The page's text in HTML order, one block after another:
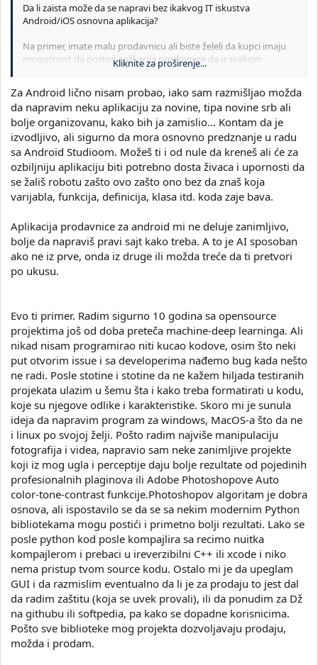
Da li zaista može da se napravi bez ikakvog IT iskustva
Android/iOS osnovna aplikacija?
Na primer, imate malu prodavnicu ali biste želeli da kupci imaju
mogućnost da postoji aplikacija prodavnice da u svakom
momentu znaju cene proizvoda, šta je na akciji itd. Da li to može
marketing i sl?
Kliknite za proširenje...
Za Android lično nisam probao, iako sam razmišljao možda
da napravim neku aplikaciju za novine, tipa novine srb ali
bolje organizovanu, kako bih ja zamislio... Kontam da je
izvodljivo, ali sigurno da mora osnovno predznanje u radu
sa Android Studioom. Možeš ti i od nule da kreneš ali će za
ozbiljniju aplikaciju biti potrebno dosta živaca i upornosti da
se žališ robotu zašto ovo zašto ono bez da znaš koja
varijabla, funkcija, definicija, klasa itd. koda zaje bava.
Aplikacija prodavnice za android mi ne deluje zanimljivo,
bolje da napraviš pravi sajt kako treba. A to je AI sposoban
ako ne iz prve, onda iz druge ili možda treće da ti pretvori
po ukusu.
Evo ti primer. Radim sigurno 10 godina sa opensource
projektima još od doba preteča machine-deep learninga. Ali
nikad nisam programirao niti kucao kodove, osim što neki
put otvorim issue i sa developerima nađemo bug kada nešto
ne radi. Posle stotine i stotine da ne kažem hiljada testiranih
projekata ulazim u šemu šta i kako treba formatirati u kodu,
koje su njegove odlike i karakteristike. Skoro mi je sunula
ideja da napravim program za windows, MacOS-a što da ne
i linux po svojoj želji. Pošto radim najviše manipulaciju
fotografija i videa, napravio sam neke zanimljive projekte
koji iz mog ugla i perceptije daju bolje rezultate od pojedinih
profesionalnih plaginova ili Adobe Photoshopove Auto
color-tone-contrast funkcije.Photoshopov algoritam je dobra
osnova, ali ispostavilo se da se sa nekim modernim Python
bibliotekama mogu postići i primetno bolji rezultati. Lako se
posle python kod posle kompajlira sa recimo nuitka
kompajlerom i prebaci u ireverzibilni C++ ili xcode i niko
nema pristup tvom source kodu. Ostalo mi je da upeglam
GUI i da razmislim eventualno da li je za prodaju to jest dal
da radim zaštitu (koja se uvek provali), ili da ponudim za Dž
na githubu ili softpedia, pa kako se dopadne korisnicima.
Pošto sve biblioteke mog projekta dozvoljavaju prodaju,
možda i prodam.